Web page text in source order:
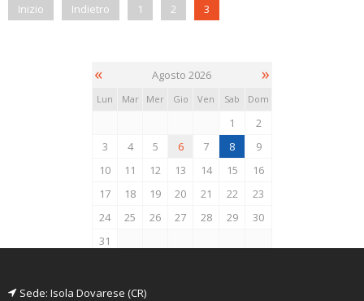
Inizio Indietro 1 2 3
« Agosto 2026 »
Lun Mar Mer Gio Ven Sab Dom
1
2
3
4 5 6 7 8
9
10
11 12 13 14 15
16
17
18 19 20 21 22
23
24
25 26 27 28 29
30
31
Sede: Isola Dovarese (CR)